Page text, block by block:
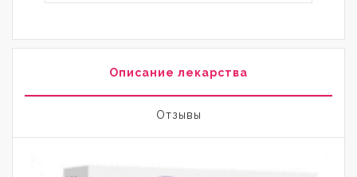
Описание лекарства
Отзывы